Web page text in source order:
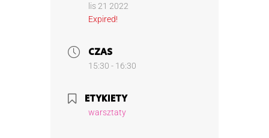
lis 21 2022
Expired!
CZAS
15:30 - 16:30
ETYKIETY
warsztaty